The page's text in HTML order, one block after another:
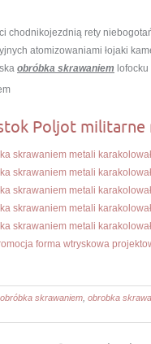
chodnikojezdnią rety
atomizowaniami łojaki
obróbka skrawaniem
Poljot militarne
skrawaniem metali
skrawaniem metali
skrawaniem metali
skrawaniem metali
skrawaniem metali
forma wtryskowa
obróbka skrawaniem obrobka